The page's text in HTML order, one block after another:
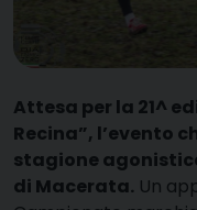
Attesa per la 21^
Recina”, l’evento
stagione
di Macerata. Un